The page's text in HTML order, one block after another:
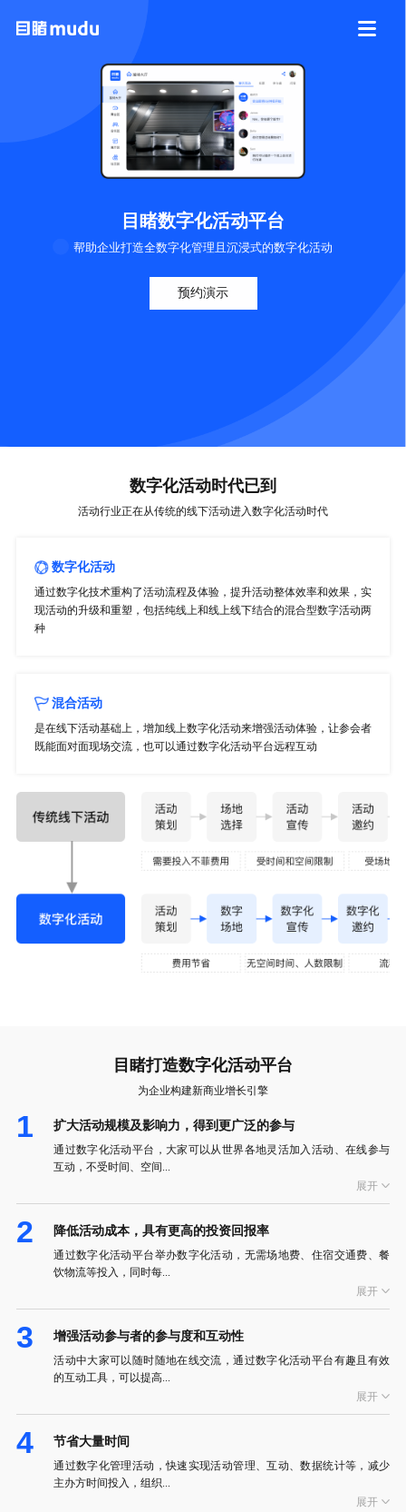
目睹数字化活动平台
帮助企业打造全数字化管理且沉浸式的数字化活动
预约演示
数字化活动时代已到
活动行业正在从传统的线下活动进入数字化活动时代
数字化活动
通过数字化技术重构了活动流程及体验，提升活动整体效率和效果，实
现活动的升级和重塑，包括纯线上和线上线下结合的混合型数字活动两
种
混合活动
是在线下活动基础上，增加线上数字化活动来增强活动体验，让参会者
既能面对面现场交流，也可以通过数字化活动平台远程互动
目睹打造数字化活动平台
为企业构建新商业增长引擎
1 扩大活动规模及影响力，得到更广泛的参与
通过数字化活动平台，大家可以从世界各地灵活加入活动、在线参与
互动，不受时间、空间...
展开
2 降低活动成本，具有更高的投资回报率
通过数字化活动平台举办数字化活动，无需场地费、住宿交通费、餐
饮物流等投入，同时每...
展开
3 增强活动参与者的参与度和互动性
活动中大家可以随时随地在线交流，通过数字化活动平台有趣且有效
的互动工具，可以提高...
展开
4 节省大量时间
通过数字化管理活动，快速实现活动管理、互动、数据统计等，减少
主办方时间投入，组织...
展开